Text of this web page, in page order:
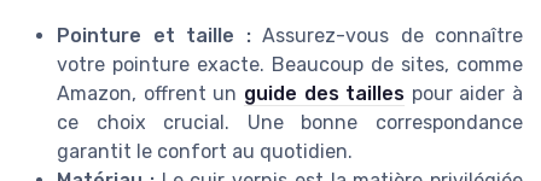
Pointure et taille :Assurez-vous de connaître
votre pointure exacte. Beaucoup de sites, comme
Amazon, offrent un guide des tailles pour aider à
ce choix crucial. Une bonne correspondance
garantit le confort au quotidien.